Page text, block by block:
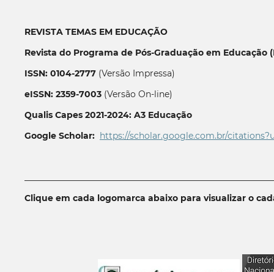
REVISTA TEMAS EM EDUCAÇÃO
Revista do Programa de Pós-Graduação em Educação
ISSN: 0104-2777(Versão Impressa)
eISSN: 2359-7003(Versão On-line)
Qualis Capes 2021-2024: A3 Educação
Google Scholar: https://scholar.google.com.br/
Clique em cada logomarca abaixo para visualizar o